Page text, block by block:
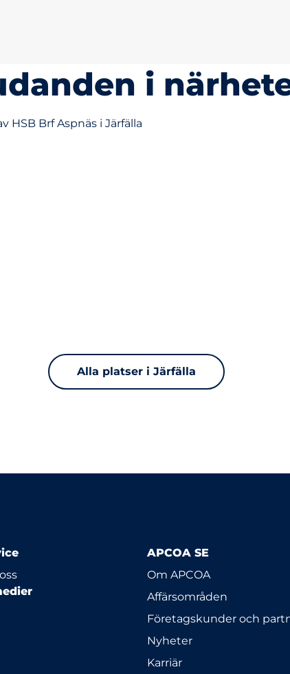
i
Brf Aspnäs i Järfälla
Spaces
Alla platser i Järfälla
APCOA SE
Om APCOA
Affärsområden
Företagskunder och
Nyheter
Karriär